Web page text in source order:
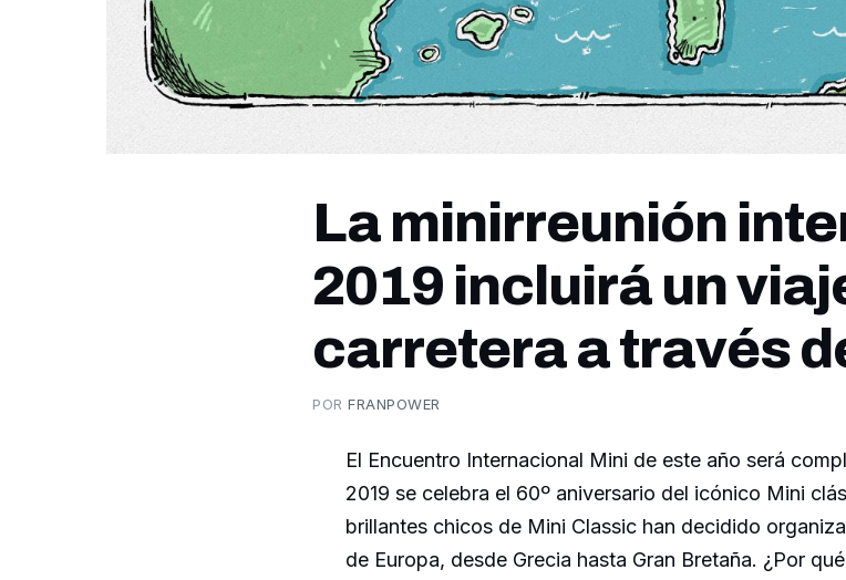
La minirreunión
2019 incluirá un
carretera a través
PORFRANPOWER
El Encuentro Internacional Mini de este año será
2019 se celebra el 60º aniversario del icónico Mini
brillantes chicos de Mini Classic han decidido
de Europa, desde Grecia hasta Gran Bretaña. ¿Por